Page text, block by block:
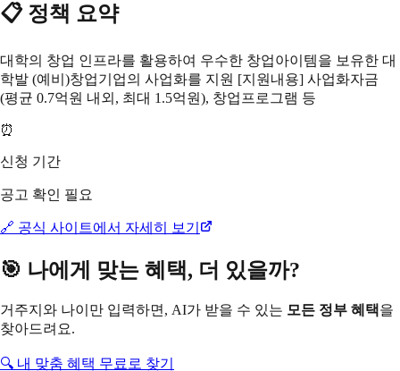
📋 정책 요약
대학의 창업 인프라를 활용하여 우수한 창업아이템을 보유한 대
학발 (예비)창업기업의 사업화를 지원 [지원내용] 사업화자금
(평균 0.7억원 내외, 최대 1.5억원), 창업프로그램 등
⏰
신청 기간
공고 확인 필요
🔗 공식 사이트에서 자세히 보기
🎯 나에게 맞는 혜택, 더 있을까?
거주지와 나이만 입력하면, AI가 받을 수 있는 모든 정부 혜택을
찾아드려요.
🔍 내 맞춤 혜택 무료로 찾기